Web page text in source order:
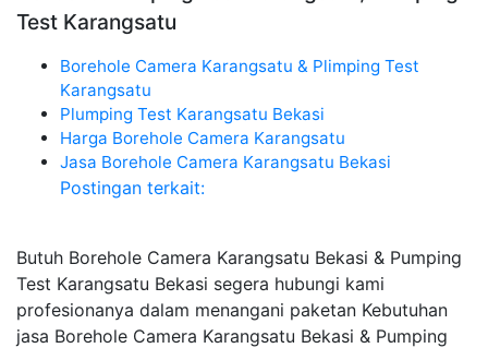
Test Karangsatu
Borehole Camera Karangsatu & Plimping Test
Karangsatu
Plumping Test Karangsatu Bekasi
Harga Borehole Camera Karangsatu
Jasa Borehole Camera Karangsatu Bekasi
Postingan terkait:
Butuh Borehole Camera Karangsatu Bekasi & Pumping
Test Karangsatu Bekasi segera hubungi kami
profesionanya dalam menangani paketan Kebutuhan
jasa Borehole Camera Karangsatu Bekasi & Pumping